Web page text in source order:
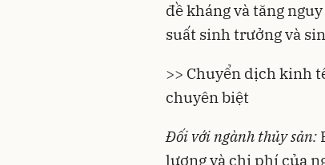
đề kháng và tăng
suất sinh trưởng và
>> Chuyển dịch kinh
chuyên biệt
Đối với ngành thủy sản:
lượng và chi phí của